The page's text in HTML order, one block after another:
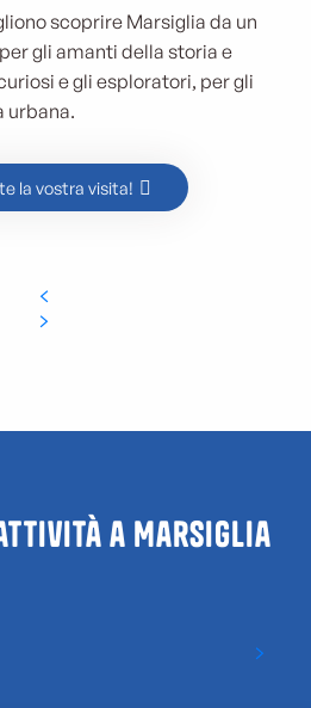
scoprire Marsiglia da un
gli amanti della storia e
e gli esploratori, per gli
urbana.
la vostra visita!
a Marsiglia